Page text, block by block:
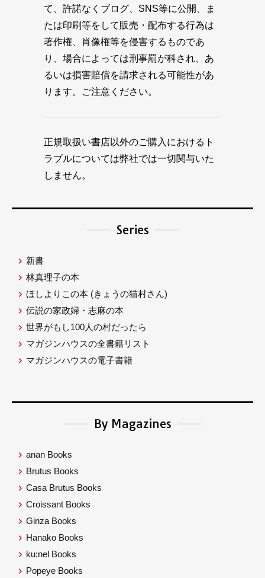
て、許諾なくブログ、SNS等に公開、ま
たは印刷等をして販売・配布する行為は
著作権、肖像権等を侵害するものであ
り、場合によっては刑事罰が科され、あ
るいは損害賠償を請求される可能性があ
ります。ご注意ください。
正規取扱い書店以外のご購入におけるト
ラブルについては弊社では一切関与いた
しません。
Series
新書
林真理子の本
ほしよりこの本 (きょうの猫村さん)
伝説の家政婦・志麻の本
世界がもし100人の村だったら
マガジンハウスの全書籍リスト
マガジンハウスの電子書籍
By Magazines
anan Books
Brutus Books
Casa Brutus Books
Croissant Books
Ginza Books
Hanako Books
ku:nel Books
Popeye Books